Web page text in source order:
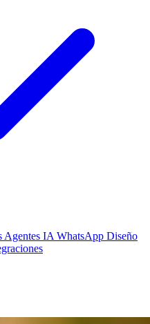
Agentes IA WhatsApp Diseño